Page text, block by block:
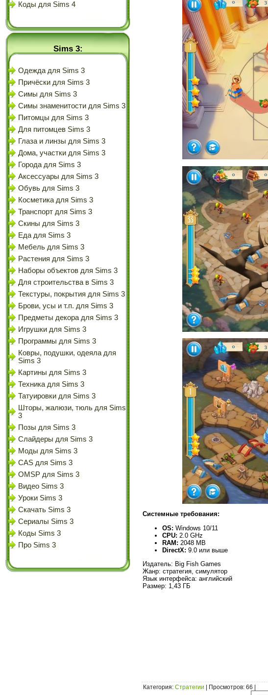
Коды для Sims 4
Sims 3:
Одежда для Sims 3
Причёски для Sims 3
Симы для Sims 3
Симы знаменитости для Sims 3
Питомцы для Sims 3
Для питомцев Sims 3
Глаза и линзы для Sims 3
Дома, участки для Sims 3
Города для Sims 3
Аксессуары для Sims 3
Обувь для Sims 3
Косметика для Sims 3
Транспорт для Sims 3
Скины для Sims 3
Еда для Sims 3
Мебель для Sims 3
Растения для Sims 3
Наборы объектов для Sims 3
Для строительства в Sims 3
Текстуры, покрытия для Sims 3
Брови, усы и т.п. для Sims 3
Предметы декора для Sims 3
Игрушки для Sims 3
Программы для Sims 3
Ковры, подушки, одеяла для
Sims 3
Картины для Sims 3
Техника для Sims 3
Татуировки для Sims 3
Шторы, жалюзи, тюль для Sims
3
Позы для Sims 3
Слайдеры для Sims 3
Моды для Sims 3
CAS для Sims 3
OMSP для Sims 3
Видео Sims 3
Уроки Sims 3
Скачать Sims 3
Сериалы Sims 3
Коды Sims 3
Про Sims 3
Системные требования:
OS: Windows 10/11
CPU: 2.0 GHz
RAM: 2048 MB
DirectX: 9.0 или выше
Издатель: Big Fish Games
Жанр: стратегия, симулятор
Язык интерфейса: английский
Размер: 1,43 ГБ
Категория: Стратегии Просмотров: 66 |